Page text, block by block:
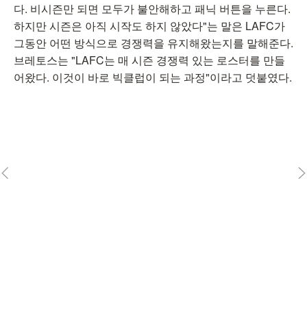
다. 비시즌만 되면 모두가 불안해하고 패닉 버튼을 누른다.
하지만 시즌은 아직 시작도 하지 않았다"는 말은 LAFC가
그동안 어떤 방식으로 경쟁력을 유지해왔는지를 말해준다.
브레토스는 "LAFC는 매 시즌 경쟁력 있는 로스터를 만들
어왔다. 이것이 바로 빅클럽이 되는 과정"이라고 덧붙였다.